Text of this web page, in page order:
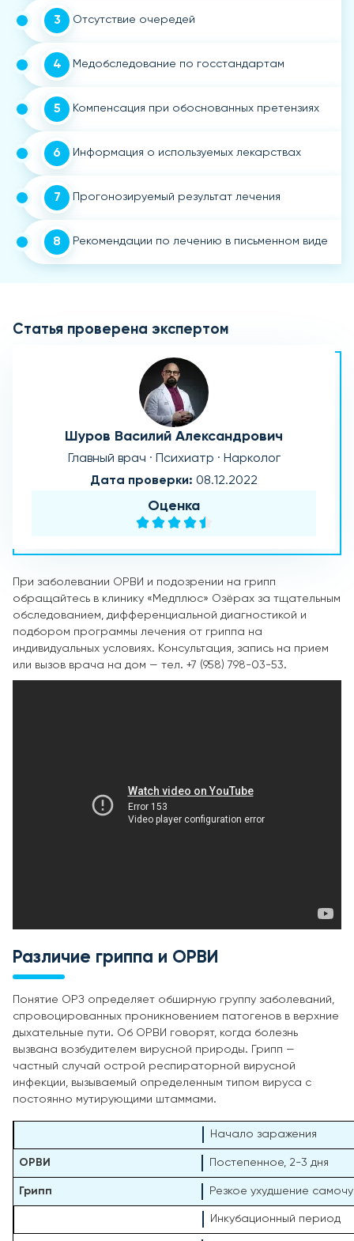
3 Отсутствие очередей
4 Медобследование по госстандартам
5 Компенсация при обоснованных претензиях
6 Информация о используемых лекарствах
7 Прогонозируемый результат лечения
8 Рекомендации по лечению в письменном виде
Статья проверена экспертом
Шуров Василий Александрович
Главный врач · Психиатр · Нарколог
Дата проверки: 08.12.2022
Оценка
При заболевании ОРВИ и подозрении на грипп
обращайтесь в клинику «Медплюс» Озёрах за тщательным
обследованием, дифференциальной диагностикой и
подбором программы лечения от гриппа на
индивидуальных условиях. Консультация, запись на прием
или вызов врача на дом — тел. +7 (958) 798-03-53.
Различие гриппа и ОРВИ
Понятие ОРЗ определяет обширную группу заболеваний,
спровоцированных проникновением патогенов в верхние
дыхательные пути. Об ОРВИ говорят, когда болезнь
вызвана возбудителем вирусной природы. Грипп —
частный случай острой респираторной вирусной
инфекции, вызываемый определенным типом вируса с
постоянно мутирующими штаммами.
Начало заражения
Постепенное, 2-3 дня
Резкое ухудшение
Инкубационный период